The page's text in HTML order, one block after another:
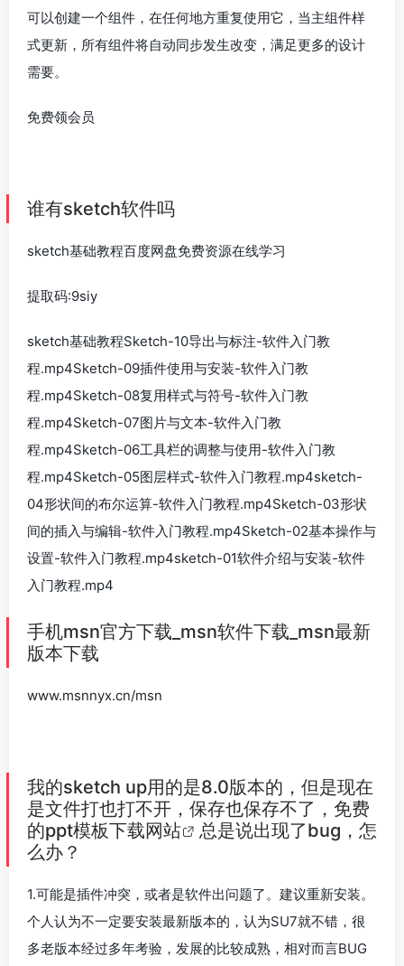
可以创建一个组件，在任何地方重复使用它，当主组件样
式更新，所有组件将自动同步发生改变，满足更多的设计
需要。
免费领会员
谁有sketch软件吗
sketch基础教程百度网盘免费资源在线学习
提取码:9siy
sketch基础教程Sketch-10导出与标注-软件入门教
程.mp4Sketch-09插件使用与安装-软件入门教
程.mp4Sketch-08复用样式与符号-软件入门教
程.mp4Sketch-07图片与文本-软件入门教
程.mp4Sketch-06工具栏的调整与使用-软件入门教
程.mp4Sketch-05图层样式-软件入门教程.mp4sketch-
04形状间的布尔运算-软件入门教程.mp4Sketch-03形状
间的插入与编辑-软件入门教程.mp4Sketch-02基本操作与
设置-软件入门教程.mp4sketch-01软件介绍与安装-软件
入门教程.mp4
手机msn官方下载_msn软件下载_msn最新
版本下载
www.msnnyx.cn/msn
我的sketch up用的是8.0版本的，但是现在
是文件打也打不开，保存也保存不了， 免费
的ppt模板下载网站
总是说出现了bug，怎
么办？
1.可能是插件冲突，或者是软件出问题了。建议重新安装。
个人认为不一定要安装最新版本的，认为SU7就不错，很
多老版本经过多年考验，发展的比较成熟，相对而言BUG